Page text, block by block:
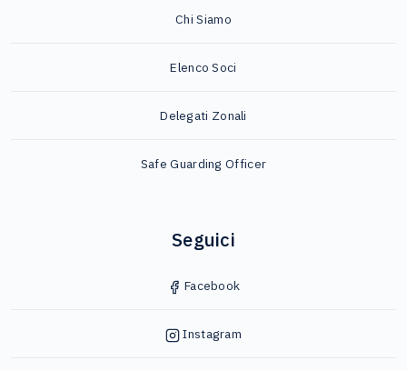
Chi Siamo
Elenco Soci
Delegati Zonali
Safe Guarding Officer
Seguici
Facebook
Instagram